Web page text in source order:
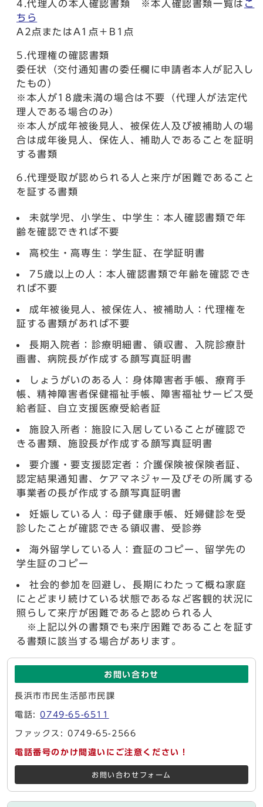
4.代理人の本人確認書類 ※本人確認書類一覧は こ
ちら
A2点またはA1点＋B1点
5.代理権の確認書類
委任状（交付通知書の委任欄に申請者本人が記入し
たもの）
※本人が18歳未満の場合は不要（代理人が法定代
理人である場合のみ）
※本人が成年被後見人、被保佐人及び被補助人の場
合は成年後見人、保佐人、補助人であることを証明
する書類
6.代理受取が認められる人と来庁が困難であること
を証する書類
未就学児、小学生、中学生：本人確認書類で年
齢を確認できれば不要
高校生・高専生：学生証、在学証明書
75歳以上の人：本人確認書類で年齢を確認でき
れば不要
成年被後見人、被保佐人、被補助人：代理権を
証する書類があれば不要
長期入院者：診療明細書、領収書、入院診療計
画書、病院長が作成する顔写真証明書
しょうがいのある人：身体障害者手帳、療育手
帳、精神障害者保健福祉手帳、障害福祉サービス受
給者証、自立支援医療受給者証
施設入所者：施設に入居していることが確認で
きる書類、施設長が作成する顔写真証明書
要介護・要支援認定者：介護保険被保険者証、
認定結果通知書、ケアマネジャー及びその所属する
事業者の長が作成する顔写真証明書
妊娠している人：母子健康手帳、妊婦健診を受
診したことが確認できる領収書、受診券
海外留学している人：査証のコピー、留学先の
学生証のコピー
社会的参加を回避し、長期にわたって概ね家庭
にとどまり続けている状態であるなど客観的状況に
照らして来庁が困難であると認められる人
※上記以外の書類でも来庁困難であることを証す
る書類に該当する場合があります。
お問い合わせ
長浜市市民生活部市民課
電話:0749-65-6511
ファックス: 0749-65-2566
電話番号のかけ間違いにご注意ください！
お問い合わせフォーム